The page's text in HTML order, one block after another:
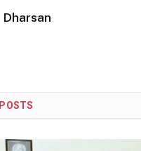
Dharsan
POSTS